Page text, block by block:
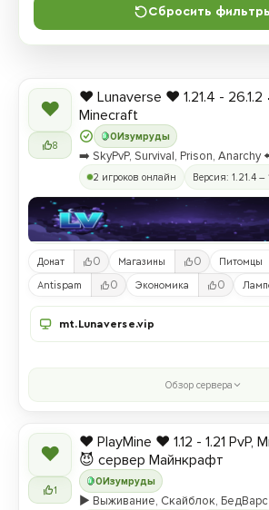
Сбросить
❤
8
0Изумруды
❤️ Lunaverse ❤️ 1.21.4 - 26.1.2
Minecraft
➡️ SkyPvP, Survival, Prison, Anarchy
2 игроков онлайн Версия: 1.21.4 –
Донат 0 Магазины 0 Питомцы
Antispam 0 Экономика 0
mt.Lunaverse.vip
Обзор сервера
❤
1
0Изумруды
❤️ PlayMine ❤️ 1.12 - 1.21 PvP,
😈 сервер Майнкрафт
▶️ Выживание, Скайблок,